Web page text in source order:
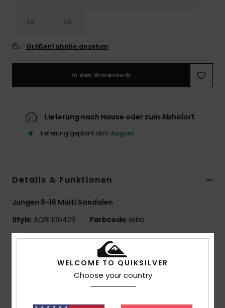
38 39
Größentabelle ansehen
In den Warenkorb
Lieferung nach Hause oder zum Abholort
Lieferung geplant ab11 August
Details & Funktionen
Jungen 8-16 Multi Sandalen
Style AQBL100423 Farbcode xkbb
Flexibles, synthetisches, an 3 Punkten befestigtes
Quiksilver-Logo und feines Mountain-and-Wave-
WELCOME TO QUIKSILVER
Choose your country